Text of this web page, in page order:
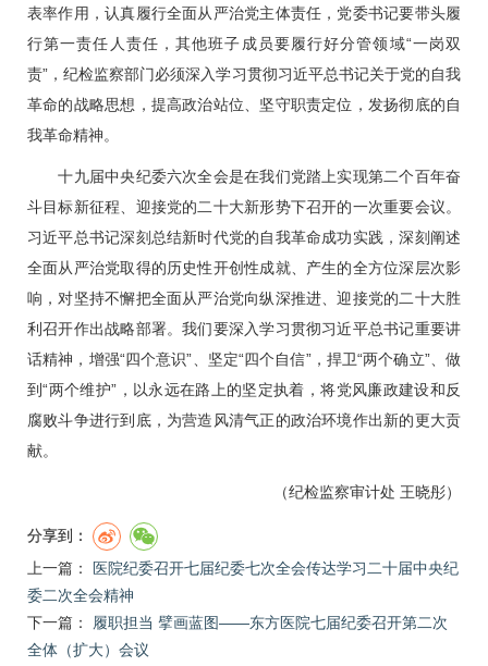
表率作用，认真履行全面从严治党主体责任，党委书记要带头履
行第一责任人责任，其他班子成员要履行好分管领域“一岗双
责”，纪检监察部门必须深入学习贯彻习近平总书记关于党的自我
革命的战略思想，提高政治站位、坚守职责定位，发扬彻底的自
我革命精神。
十九届中央纪委六次全会是在我们党踏上实现第二个百年奋
斗目标新征程、迎接党的二十大新形势下召开的一次重要会议。
习近平总书记深刻总结新时代党的自我革命成功实践，深刻阐述
全面从严治党取得的历史性开创性成就、产生的全方位深层次影
响，对坚持不懈把全面从严治党向纵深推进、迎接党的二十大胜
利召开作出战略部署。我们要深入学习贯彻习近平总书记重要讲
话精神，增强“四个意识”、坚定“四个自信”，捍卫“两个确立”、做
到“两个维护”，以永远在路上的坚定执着，将党风廉政建设和反
腐败斗争进行到底，为营造风清气正的政治环境作出新的更大贡
献。
（纪检监察审计处 王晓彤）
分享到：
上一篇：
医院纪委召开七届纪委七次全会传达学习二十届中央纪
委二次全会精神
下一篇：
履职担当 擘画蓝图——东方医院七届纪委召开第二次
全体（扩大）会议